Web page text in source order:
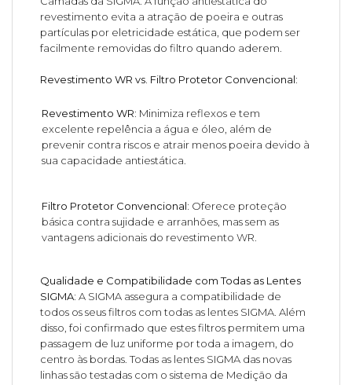
revestimento evita a atração de poeira e outras
partículas por eletricidade estática, que podem ser
facilmente removidas do filtro quando aderem.
Revestimento WR vs. Filtro Protetor Convencional:
Revestimento WR: Minimiza reflexos e tem
excelente repelência a água e óleo, além de
prevenir contra riscos e atrair menos poeira devido à
sua capacidade antiestática.
Filtro Protetor Convencional: Oferece proteção
básica contra sujidade e arranhões, mas sem as
vantagens adicionais do revestimento WR.
Qualidade e Compatibilidade com Todas as Lentes
SIGMA: A SIGMA assegura a compatibilidade de
todos os seus filtros com todas as lentes SIGMA. Além
disso, foi confirmado que estes filtros permitem uma
passagem de luz uniforme por toda a imagem, do
centro às bordas. Todas as lentes SIGMA das novas
linhas são testadas com o sistema de Medição da